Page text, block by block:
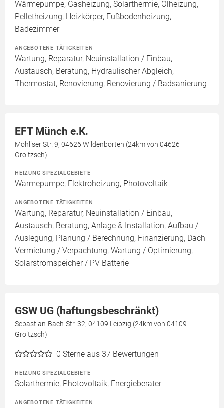
Wärmepumpe, Gasheizung, Solarthermie, Ölheizung,
Pelletheizung, Heizkörper, Fußbodenheizung,
Badezimmer
ANGEBOTENE TÄTIGKEITEN
Wartung, Reparatur, Neuinstallation / Einbau,
Austausch, Beratung, Hydraulischer Abgleich,
Thermostat, Renovierung, Renovierung / Badsanierung
EFT Münch e.K.
Mohliser Str. 9, 04626 Wildenbörten (24km von 04626
Groitzsch)
HEIZUNG SPEZIALGEBIETE
Wärmepumpe, Elektroheizung, Photovoltaik
ANGEBOTENE TÄTIGKEITEN
Wartung, Reparatur, Neuinstallation / Einbau,
Austausch, Beratung, Anlage & Installation, Aufbau /
Auslegung, Planung / Berechnung, Finanzierung, Dach
Vermietung / Verpachtung, Wartung / Optimierung,
Solarstromspeicher / PV Batterie
GSW UG (haftungsbeschränkt)
Sebastian-Bach-Str. 32, 04109 Leipzig (24km von 04109
Groitzsch)
0 Sterne aus 37 Bewertungen
HEIZUNG SPEZIALGEBIETE
Solarthermie, Photovoltaik, Energieberater
ANGEBOTENE TÄTIGKEITEN